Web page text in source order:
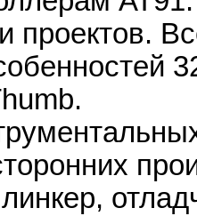
проектов.